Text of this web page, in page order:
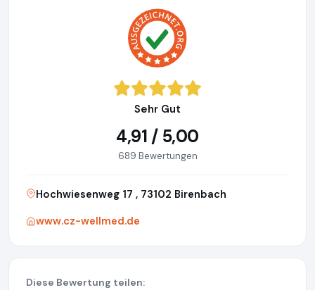
Sehr Gut
4,91 / 5,00
689 Bewertungen
Hochwiesenweg 17 , 73102 Birenbach
www.cz-wellmed.de
Diese Bewertung teilen: